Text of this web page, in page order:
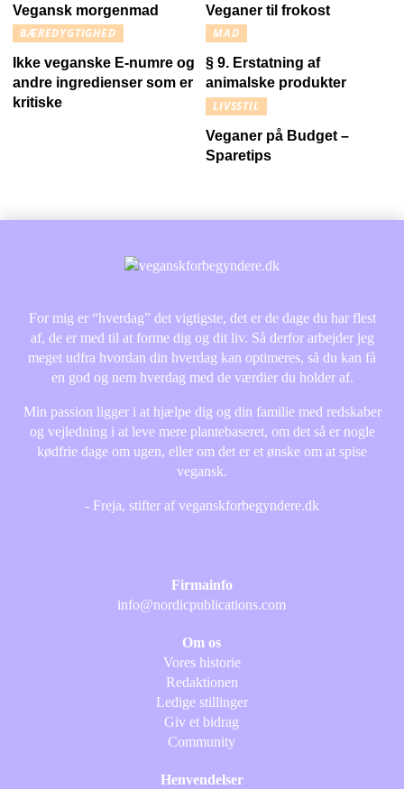
Vegansk morgenmad
Veganer til frokost
BÆREDYGTIGHED
Ikke veganske E-numre og
andre ingredienser som er
kritiske
MAD
§ 9. Erstatning af
animalske produkter
LIVSSTIL
Veganer på Budget –
Sparetips
For mig er “hverdag” det vigtigste, det er de dage du har flest
af, de er med til at forme dig og dit liv. Så derfor arbejder jeg
meget udfra hvordan din hverdag kan optimeres, så du kan få
en god og nem hverdag med de værdier du holder af.
Min passion ligger i at hjælpe dig og din familie med redskaber
og vejledning i at leve mere plantebaseret, om det så er nogle
kødfrie dage om ugen, eller om det er et ønske om at spise
vegansk.
- Freja, stifter af veganskforbegyndere.dk
Firmainfo
info@nordicpublications.com
Om os
Vores historie
Redaktionen
Ledige stillinger
Giv et bidrag
Community
Henvendelser